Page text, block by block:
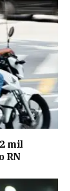
mil
RN